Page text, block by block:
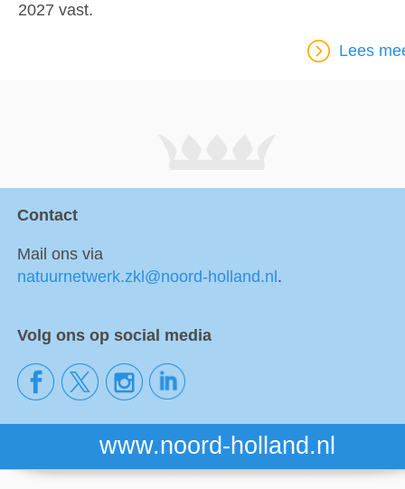
2027 vast.
Lees
Contact
Mail ons via
natuurnetwerk.zkl@noord-holland.nl .
Volg ons op social media
www.noord-holland.nl